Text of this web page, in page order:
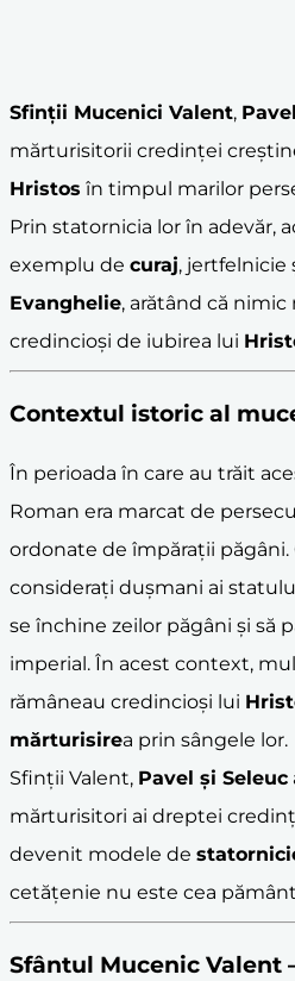
Sfinții Mucenici Valent,
mărturisitorii credinței
Hristos în timpul marilor
Prin statornicia lor în adevăr,
exemplu de curaj, jertfelnicie
Evanghelie, arătând că
credincioși de iubirea lui
Contextul istoric al
În perioada în care au trăit
Roman era marcat de
ordonate de împărații păgâni.
considerați dușmani ai
se închine zeilor păgâni și să
imperial. În acest context,
rămâneau credincioși lui
mărturisirea prin sângele lor.
Sfinții Valent, Pavel și Seleuc
mărturisitori ai dreptei
devenit modele de
cetățenie nu este cea
Sfântul Mucenic Valent